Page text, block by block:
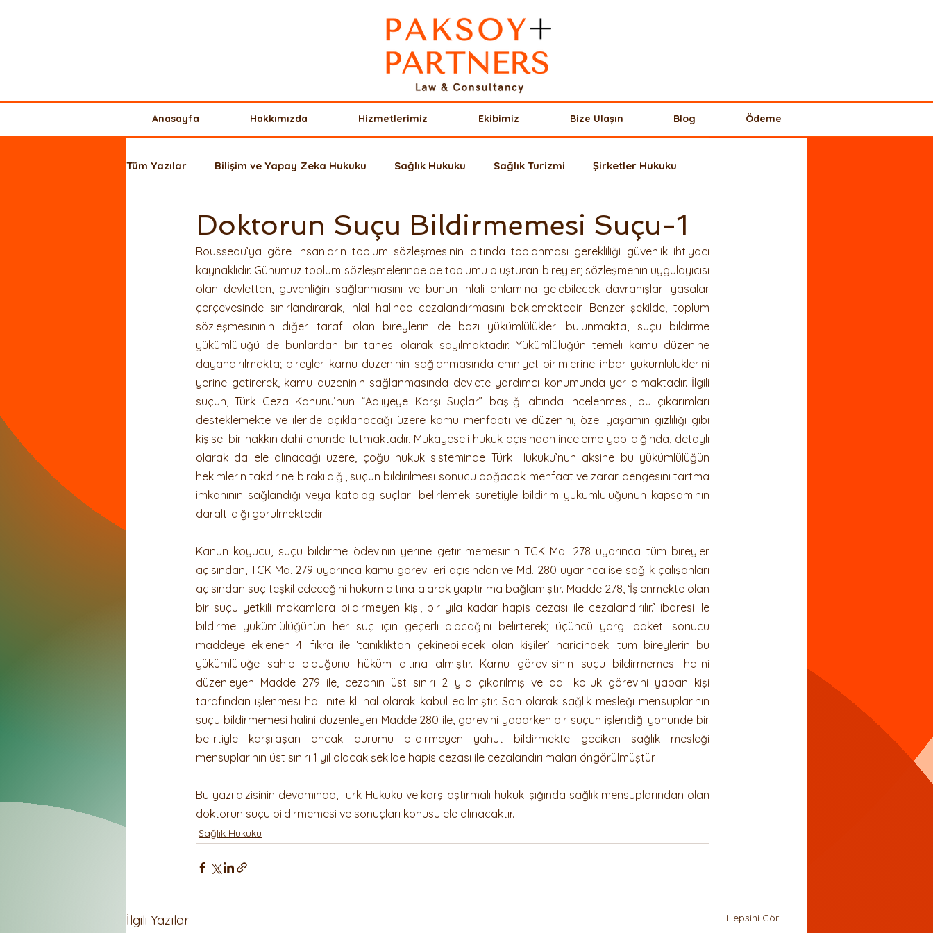
Anasayfa Hakkımızda Hizmetlerimiz Ekibimiz Bize Ulaşın Blog Ödeme
Tüm Yazılar Bilişim ve Yapay Zeka Hukuku Sağlık Hukuku Sağlık Turizmi Şirketler Hukuku
Ticaret Hukuku Kişisel Veriler Borçlar Hukuku Avrupa Hukuku Miras Hukuku Aile Hukuku
Yurt Dışı Yatırım + Şirket Kuruluşu Fikri Mülkiyet Hukuku Sigorta Hukuku Yabancılar Hukuku
Dernek ve Vakıflar Hukuku Kanun+Karar Ceza Hukuku İş Hukuku ve Arabuluculuk
Doktorun Suçu Bildirmemesi Suçu-1
Rousseau’ya göre insanların toplum sözleşmesinin altında toplanması gerekliliği güvenlik ihtiyacı
kaynaklıdır. Günümüz toplum sözleşmelerinde de toplumu oluşturan bireyler; sözleşmenin uygulayıcısı
olan devletten, güvenliğin sağlanmasını ve bunun ihlali anlamına gelebilecek davranışları yasalar
çerçevesinde sınırlandırarak, ihlal halinde cezalandırmasını beklemektedir. Benzer şekilde, toplum
sözleşmesininin diğer tarafı olan bireylerin de bazı yükümlülükleri bulunmakta, suçu bildirme
yükümlülüğü de bunlardan bir tanesi olarak sayılmaktadır. Yükümlülüğün temeli kamu düzenine
dayandırılmakta; bireyler kamu düzeninin sağlanmasında emniyet birimlerine ihbar yükümlülüklerini
yerine getirerek, kamu düzeninin sağlanmasında devlete yardımcı konumunda yer almaktadır. İlgili
suçun, Türk Ceza Kanunu’nun “Adliyeye Karşı Suçlar” başlığı altında incelenmesi, bu çıkarımları
desteklemekte ve ileride açıklanacağı üzere kamu menfaati ve düzenini, özel yaşamın gizliliği gibi
kişisel bir hakkın dahi önünde tutmaktadır. Mukayeseli hukuk açısından inceleme yapıldığında, detaylı
olarak da ele alınacağı üzere, çoğu hukuk sisteminde Türk Hukuku’nun aksine bu yükümlülüğün
hekimlerin takdirine bırakıldığı, suçun bildirilmesi sonucu doğacak menfaat ve zarar dengesini tartma
imkanının sağlandığı veya katalog suçları belirlemek suretiyle bildirim yükümlülüğünün kapsamının
daraltıldığı görülmektedir.
Kanun koyucu, suçu bildirme ödevinin yerine getirilmemesinin TCK Md. 278 uyarınca tüm bireyler
açısından, TCK Md. 279 uyarınca kamu görevlileri açısından ve Md. 280 uyarınca ise sağlık çalışanları
açısından suç teşkil edeceğini hüküm altına alarak yaptırıma bağlamıştır. Madde 278, ‘İşlenmekte olan
bir suçu yetkili makamlara bildirmeyen kişi, bir yıla kadar hapis cezası ile cezalandırılır.’ ibaresi ile
bildirme yükümlülüğünün her suç için geçerli olacağını belirterek; üçüncü yargı paketi sonucu
maddeye eklenen 4. fıkra ile ‘tanıklıktan çekinebilecek olan kişiler’ haricindeki tüm bireylerin bu
yükümlülüğe sahip olduğunu hüküm altına almıştır. Kamu görevlisinin suçu bildirmemesi halini
düzenleyen Madde 279 ile, cezanın üst sınırı 2 yıla çıkarılmış ve adli kolluk görevini yapan kişi
tarafından işlenmesi hali nitelikli hal olarak kabul edilmiştir. Son olarak sağlık mesleği mensuplarının
suçu bildirmemesi halini düzenleyen Madde 280 ile, görevini yaparken bir suçun işlendiği yönünde bir
belirtiyle karşılaşan ancak durumu bildirmeyen yahut bildirmekte geciken sağlık mesleği
mensuplarının üst sınırı 1 yıl olacak şekilde hapis cezası ile cezalandırılmaları öngörülmüştür.
Bu yazı dizisinin devamında, Türk Hukuku ve karşılaştırmalı hukuk ışığında sağlık mensuplarından olan
doktorun suçu bildirmemesi ve sonuçları konusu ele alınacaktır.
Sağlık Hukuku
İlgili Yazılar Hepsini Gör